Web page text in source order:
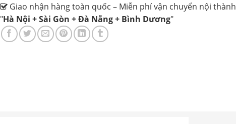
Giao nhận hàng toàn quốc – Miễn phí vận chuyển nội thành
"Hà Nội + Sài Gòn + Đà Nẵng + Bình Dương"